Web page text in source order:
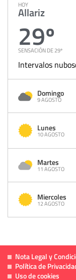
HOY
Allariz
29º
SENSACIÓN DE 29º
Intervalos
Domingo
9 AGOSTO
Lunes
10 AGOSTO
Martes
11 AGOSTO
Miercoles
12 AGOSTO
Nota Legal y
Política de
Uso de cookies